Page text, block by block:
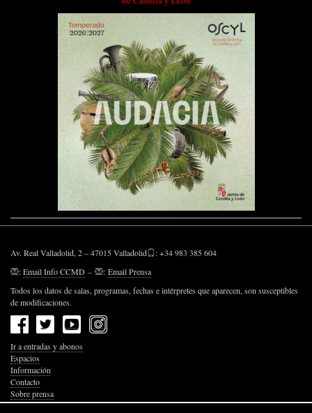
Av. Real Valladolid, 2 – 47015 Valladolid
: +34 983 385 604
:Email Info CCMD – : Email Prensa
Todos los datos de salas, programas, fechas e intérpretes que aparecen, son susceptibles
de modificaciones.
Ir a entradas y abonos
Espacios
Información
Contacto
Sobre prensa
Política de Privacidad